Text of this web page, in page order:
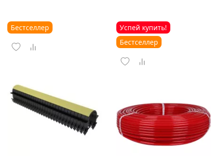
Бестселлер
Успей купить!
Бестселлер